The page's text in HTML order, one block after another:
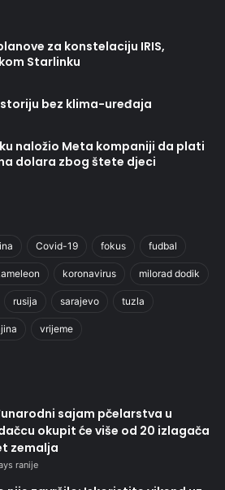
za konstelaciju IRIS,
Starlinku
bez klima-uređaja
naložio Meta kompaniji da plati
dolara zbog štete djeci
Covid-19 fokus fudbal
koronavirus milorad dodik
rusija sarajevo tuzla
vrijeme
sajam pčelarstva u
okupit će više od 20 izlagača
zemalja
ranije